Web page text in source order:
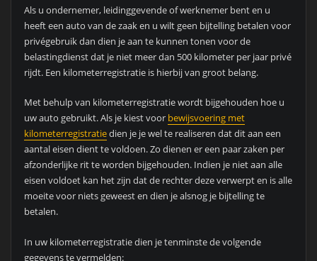
Als u ondernemer, leidinggevende of werknemer bent en u
heeft een auto van de zaak en u wilt geen bijtelling betalen voor
privégebruik dan dien je aan te kunnen tonen voor de
belastingdienst dat je niet meer dan 500 kilometer per jaar privé
rijdt. Een kilometerregistratie is hierbij van groot belang.
Met behulp van kilometerregistratie wordt bijgehouden hoe u
uw auto gebruikt. Als je kiest voor bewijsvoering met
kilometerregistratiedien je je wel te realiseren dat dit aan een
aantal eisen dient te voldoen. Zo dienen er een paar zaken per
afzonderlijke rit te worden bijgehouden. Indien je niet aan alle
eisen voldoet kan het zijn dat de rechter deze verwerpt en is alle
moeite voor niets geweest en dien je alsnog je bijtelling te
betalen.
In uw kilometerregistratie dien je tenminste de volgende
gegevens te vermelden: